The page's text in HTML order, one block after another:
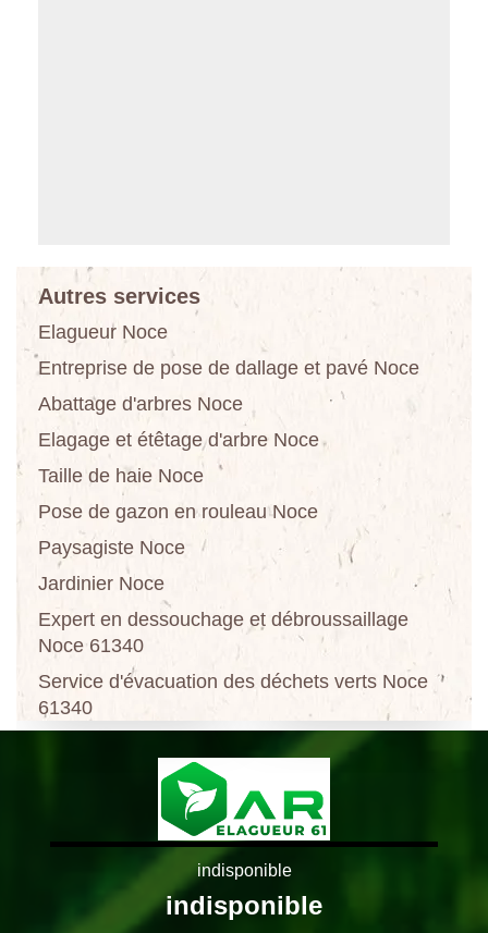
Autres services
Elagueur Noce
Entreprise de pose de dallage et pavé Noce
Abattage d'arbres Noce
Elagage et étêtage d'arbre Noce
Taille de haie Noce
Pose de gazon en rouleau Noce
Paysagiste Noce
Jardinier Noce
Expert en dessouchage et débroussaillage
Noce 61340
Service d'évacuation des déchets verts Noce
61340
indisponible
indisponible